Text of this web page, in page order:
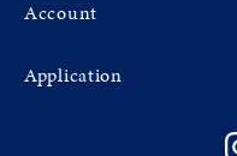
ネックレス
よくあるご質問
Fashion Jewelry
お知らせ
Account
新規登録
Application